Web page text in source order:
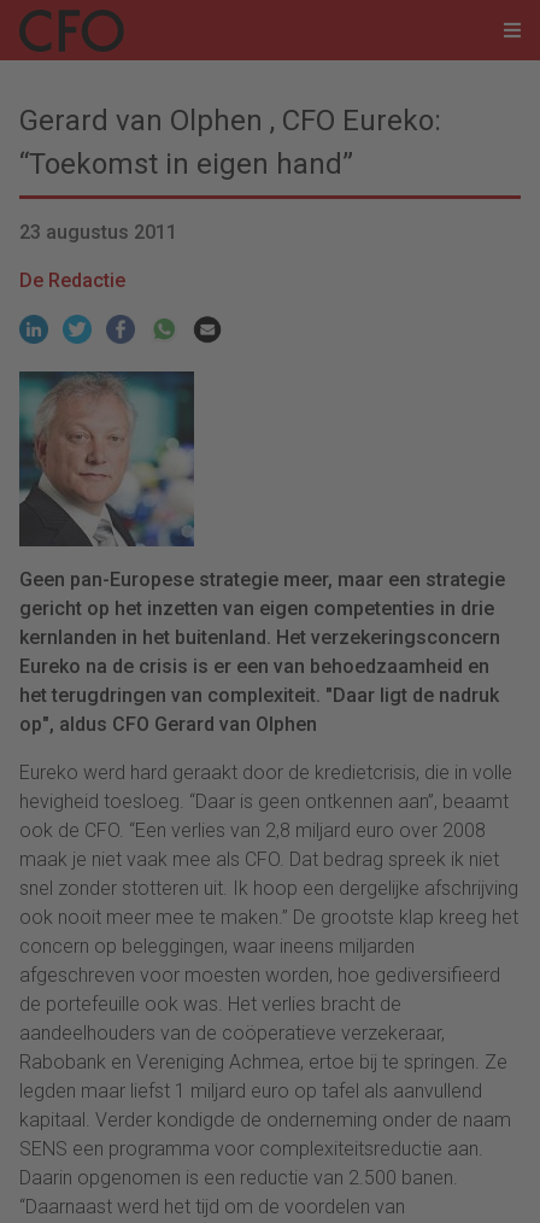
Gerard van Olphen , CFO Eureko:
“Toekomst in eigen hand”
23 augustus 2011
De Redactie
Geen pan-Europese strategie meer, maar een strategie
gericht op het inzetten van eigen competenties in drie
kernlanden in het buitenland. Het verzekeringsconcern
Eureko na de crisis is er een van behoedzaamheid en
het terugdringen van complexiteit. "Daar ligt de nadruk
op", aldus CFO Gerard van Olphen
Eureko werd hard geraakt door de kredietcrisis, die in volle
hevigheid toesloeg. “Daar is geen ontkennen aan”, beaamt
ook de CFO. “Een verlies van 2,8 miljard euro over 2008
maak je niet vaak mee als CFO. Dat bedrag spreek ik niet
snel zonder stotteren uit. Ik hoop een dergelijke afschrijving
ook nooit meer mee te maken.” De grootste klap kreeg het
concern op beleggingen, waar ineens miljarden
afgeschreven voor moesten worden, hoe gediversifieerd
de portefeuille ook was. Het verlies bracht de
aandeelhouders van de coöperatieve verzekeraar,
Rabobank en Vereniging Achmea, ertoe bij te springen. Ze
legden maar liefst 1 miljard euro op tafel als aanvullend
kapitaal. Verder kondigde de onderneming onder de naam
SENS een programma voor complexiteitsreductie aan.
Daarin opgenomen is een reductie van 2.500 banen.
“Daarnaast werd het tijd om de voordelen van